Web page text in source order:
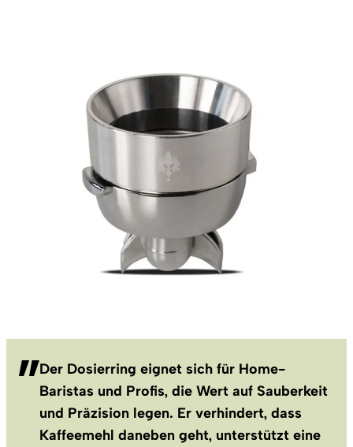
Der Dosierring eignet sich für Home-
Baristas und Profis, die Wert auf Sauberkeit
und Präzision legen. Er verhindert, dass
Kaffeemehl daneben geht, unterstützt eine